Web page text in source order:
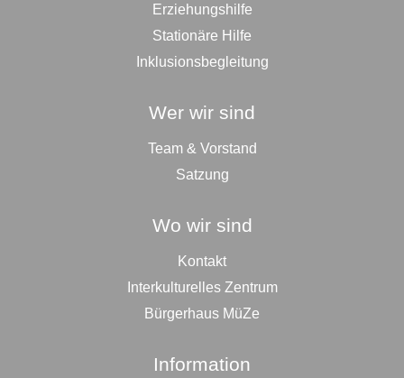
Erziehungshilfe
Stationäre Hilfe
Inklusionsbegleitung
Wer wir sind
Team & Vorstand
Satzung
Wo wir sind
Kontakt
Interkulturelles Zentrum
Bürgerhaus MüZe
Information